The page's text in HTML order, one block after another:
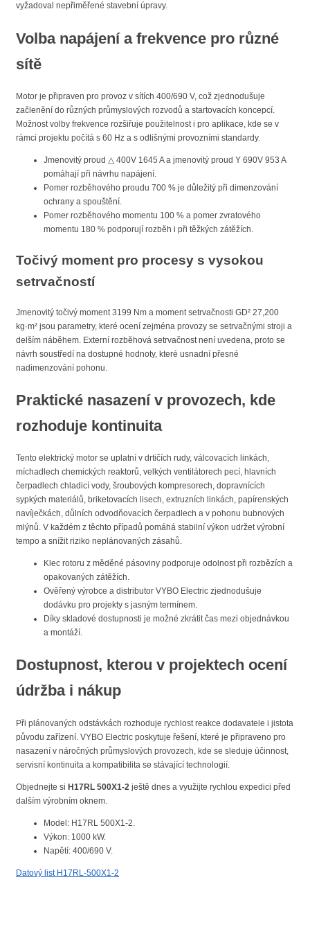
vyžadoval nepřiměřené stavební úpravy.
Volba napájení a frekvence pro různé
sítě
Motor je připraven pro provoz v sítích 400/690 V, což zjednodušuje
začlenění do různých průmyslových rozvodů a startovacích koncepcí.
Možnost volby frekvence rozšiřuje použitelnost i pro aplikace, kde se v
rámci projektu počítá s 60 Hz a s odlišnými provozními standardy.
Jmenovitý proud △ 400V 1645 A a jmenovitý proud Y 690V 953 A
pomáhají při návrhu napájení.
Pomer rozběhového proudu 700 % je důležitý při dimenzování
ochrany a spouštění.
Pomer rozběhového momentu 100 % a pomer zvratového
momentu 180 % podporují rozběh i při těžkých zátěžích.
Točivý moment pro procesy s vysokou
setrvačností
Jmenovitý točivý moment 3199 Nm a moment setrvačnosti GD² 27,200
kg·m² jsou parametry, které ocení zejména provozy se setrvačnými stroji a
delším náběhem. Externí rozběhová setrvačnost není uvedena, proto se
návrh soustředí na dostupné hodnoty, které usnadní přesné
nadimenzování pohonu.
Praktické nasazení v provozech, kde
rozhoduje kontinuita
Tento elektrický motor se uplatní v drtičích rudy, válcovacích linkách,
míchadlech chemických reaktorů, velkých ventilátorech pecí, hlavních
čerpadlech chladicí vody, šroubových kompresorech, dopravnících
sypkých materiálů, briketovacích lisech, extruzních linkách, papírenských
navíječkách, důlních odvodňovacích čerpadlech a v pohonu bubnových
mlýnů. V každém z těchto případů pomáhá stabilní výkon udržet výrobní
tempo a snížit riziko neplánovaných zásahů.
Klec rotoru z měděné pásoviny podporuje odolnost při rozbězích a
opakovaných zátěžích.
Ověřený výrobce a distributor VYBO Electric zjednodušuje
dodávku pro projekty s jasným termínem.
Díky skladové dostupnosti je možné zkrátit čas mezi objednávkou
a montáží.
Dostupnost, kterou v projektech ocení
údržba i nákup
Při plánovaných odstávkách rozhoduje rychlost reakce dodavatele i jistota
původu zařízení. VYBO Electric poskytuje řešení, které je připraveno pro
nasazení v náročných průmyslových provozech, kde se sleduje účinnost,
servisní kontinuita a kompatibilita se stávající technologií.
Objednejte si H17RL 500X1-2 ještě dnes a využijte rychlou expedici před
dalším výrobním oknem.
Model: H17RL 500X1-2.
Výkon: 1000 kW.
Napětí: 400/690 V.
Datový list H17RL-500X1-2